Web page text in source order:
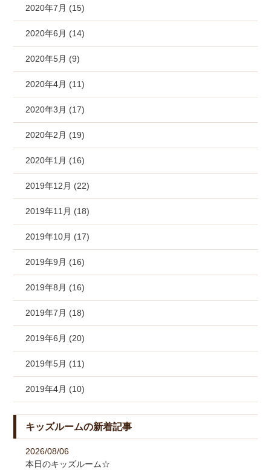
2020年7月 (15)
2020年6月 (14)
2020年5月 (9)
2020年4月 (11)
2020年3月 (17)
2020年2月 (19)
2020年1月 (16)
2019年12月 (22)
2019年11月 (18)
2019年10月 (17)
2019年9月 (16)
2019年8月 (16)
2019年7月 (18)
2019年6月 (20)
2019年5月 (11)
2019年4月 (10)
キッズルームの新着記事
2026/08/06
本日のキッズルーム☆